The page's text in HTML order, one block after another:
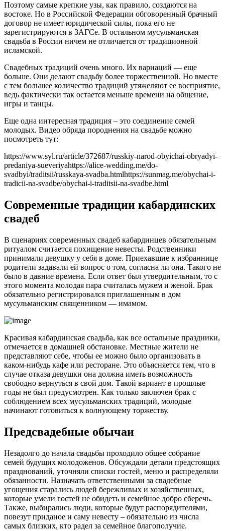
Поэтому самые крепкие узы, как правило, создаются на
востоке. Но в Российской Федерации обговоренный брачный
договор не имеет юридической силы, пока его не
зарегистрируются в ЗАГСе. В остальном мусульманская
свадьба в России ничем не отличается от традиционной
исламской.
Свадебных традиций очень много. Их вариаций — еще
больше. Они делают свадьбу более торжественной. Но вместе
с тем большее количество традиций утяжеляют ее восприятие,
ведь фактически так остается меньше времени на общение,
игры и танцы.
Еще одна интересная традиция – это соединение семей
молодых. Видео обряда породнения на свадьбе можно
посмотреть тут:
https://www.syl.ru/article/372687/russkiy-narod-obyichai-obryadyi-
predaniya-sueveriyahttps://alice-wedding.me/do-
svadbyi/traditsii/russkaya-svadba.htmlhttps://sunmag.me/obychai-i-
tradicii-na-svadbe/obychai-i-traditsii-na-svadbe.html
Современные традиции кабардинских
свадеб
В сценариях современных свадеб кабардинцев обязательным
ритуалом считается похищение невесты. Родственники
принимали девушку у себя в доме. Приехавшие к избраннице
родители задавали ей вопрос о том, согласна ли она. Такого не
было в давние времена. Если ответ был утвердительным, то с
этого момента молодая пара считалась мужем и женой. Брак
обязательно регистрировался приглашенным в дом
мусульманским священником — имамом.
Красивая кабардинская свадьба, как все остальные праздники,
отмечается в домашней обстановке. Местные жители не
представляют себе, чтобы ее можно было организовать в
каком-нибудь кафе или ресторане. Это объясняется тем, что в
случае отказа девушки она должна иметь возможность
свободно вернуться в свой дом. Такой вариант в прошлые
годы не был предусмотрен. Как только заключен брак с
соблюдением всех мусульманских традиций, молодые
начинают готовиться к волнующему торжеству.
Предсвадебные обычаи
Незадолго до начала свадьбы проходило общее собрание
семей будущих молодоженов. Обсуждали детали предстоящих
празднований, уточняли списки гостей, меню и распределяли
обязанности. Назначать ответственными за свадебные
угощения старались людей бережливых и хозяйственных,
которые умели гостей не обидеть и семейное добро сберечь.
Также, выбирались люди, которые будут распорядителями,
повезут приданое и саму невесту – обязательно из числа
самых близких, кто радел за семейное благополучие.